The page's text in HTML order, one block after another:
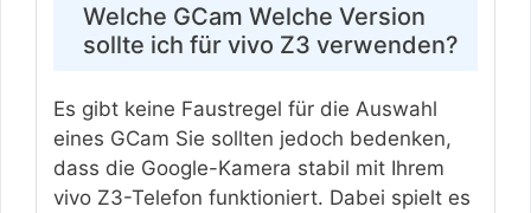
Welche GCam Welche Version
sollte ich für vivo Z3 verwenden?
Es gibt keine Faustregel für die Auswahl
eines GCam Sie sollten jedoch bedenken,
dass die Google-Kamera stabil mit Ihrem
vivo Z3-Telefon funktioniert. Dabei spielt es